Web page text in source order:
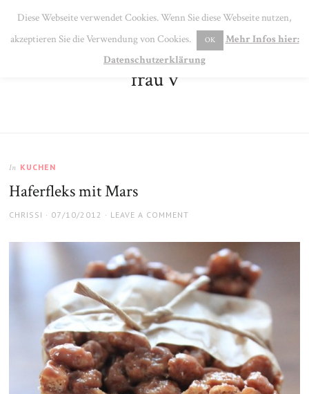
MENU
frau v
In KUCHEN
Haferfleks mit Mars
AUTHOR
CHRISSI
POSTED
07/10/2012 LEAVE A COMMENT
Diese Webseite verwendet Cookies. Wenn Sie diese Webseite nutzen,
akzeptieren Sie die Verwendung von Cookies.
OK
Mehr Infos hier:
Datenschutzerklärung